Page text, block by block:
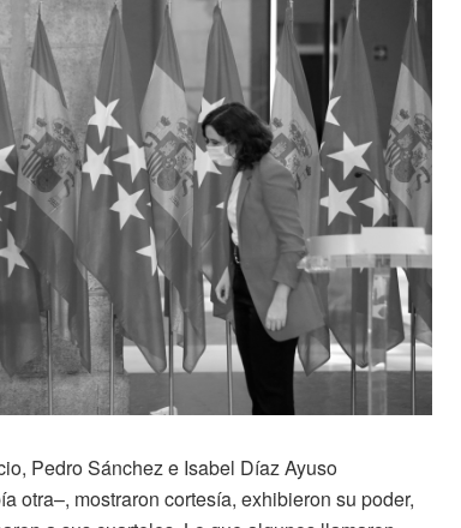
Pedro Sánchez e Isabel Díaz Ayuso
otra–, mostraron cortesía, exhibieron su poder,